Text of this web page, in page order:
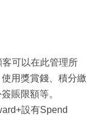
可以在此管理所
用獎賞錢、積分繳
賬限額等。
設有Spend